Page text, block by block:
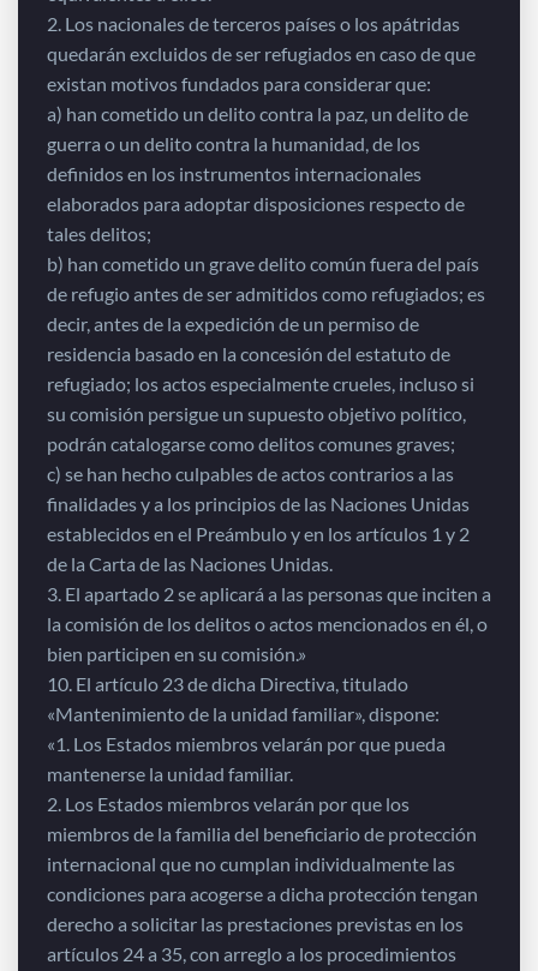
2. Los nacionales de terceros países o los apátridas
quedarán excluidos de ser refugiados en caso de que
existan motivos fundados para considerar que:
a) han cometido un delito contra la paz, un delito de
guerra o un delito contra la humanidad, de los
definidos en los instrumentos internacionales
elaborados para adoptar disposiciones respecto de
tales delitos;
b) han cometido un grave delito común fuera del país
de refugio antes de ser admitidos como refugiados; es
decir, antes de la expedición de un permiso de
residencia basado en la concesión del estatuto de
refugiado; los actos especialmente crueles, incluso si
su comisión persigue un supuesto objetivo político,
podrán catalogarse como delitos comunes graves;
c) se han hecho culpables de actos contrarios a las
finalidades y a los principios de las Naciones Unidas
establecidos en el Preámbulo y en los artículos 1 y 2
de la Carta de las Naciones Unidas.
3. El apartado 2 se aplicará a las personas que inciten a
la comisión de los delitos o actos mencionados en él, o
bien participen en su comisión.»
10. El artículo 23 de dicha Directiva, titulado
«Mantenimiento de la unidad familiar», dispone:
«1. Los Estados miembros velarán por que pueda
mantenerse la unidad familiar.
2. Los Estados miembros velarán por que los
miembros de la familia del beneficiario de protección
internacional que no cumplan individualmente las
condiciones para acogerse a dicha protección tengan
derecho a solicitar las prestaciones previstas en los
artículos 24 a 35, con arreglo a los procedimientos